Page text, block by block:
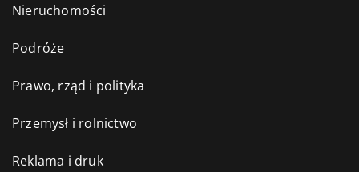
Nieruchomości
Podróże
Prawo, rząd i polityka
Przemysł i rolnictwo
Reklama i druk